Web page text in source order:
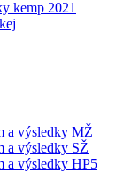
kemp 2021
a výsledky MŽ
a výsledky SŽ
a výsledky HP5